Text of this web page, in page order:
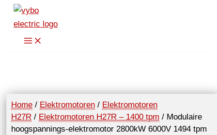
Spring
naar
Home / Elektromotoren / Elektromotoren
H27R / Elektromotoren H27R – 1400 tpm / Modulaire
hoogspannings-elektromotor 2800kW 6000V 1494 tpm